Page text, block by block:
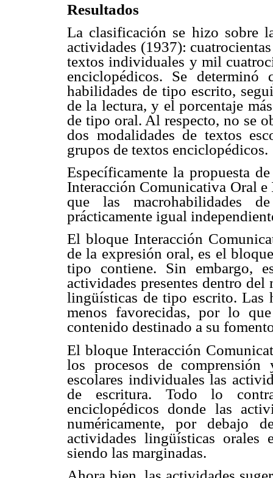
Resultados
La clasificación se hizo sobre
actividades (1937):
textos individuales y mil
enciclopédicos. Se
habilidades de tipo escrito,
de la lectura, y el porcentaje
de tipo oral. Al respecto, no se
dos modalidades de textos
grupos de textos enciclopédicos.
Específicamente la propuesta
Interacción Comunicativa Oral
que las macrohabilidades
prácticamente igual
El bloque Interacción
de la expresión oral, es el
tipo contiene. Sin embargo,
actividades presentes dentro
lingüísticas de tipo escrito. Las
menos favorecidas, por lo
contenido destinado a su
El bloque Interacción
los procesos de
escolares individuales las
de escritura. Todo lo
enciclopédicos donde las
numéricamente, por debajo
actividades lingüísticas orales
siendo las marginadas.